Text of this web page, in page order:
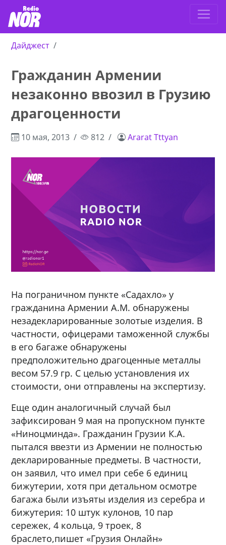
Дайджест
Гражданин Армении
незаконно ввозил в Грузию
драгоценности
10 мая, 2013 812 Ararat Tttyan
На пограничном пункте «Садахло» у
гражданина Армении А.М. обнаружены
незадекларированные золотые изделия. В
частности, офицерами таможенной службы
в его багаже обнаружены
предположительно драгоценные металлы
весом 57.9 гр. С целью установления их
стоимости, они отправлены на экспертизу.
Еще один аналогичный случай был
зафиксирован 9 мая на пропускном пункте
«Ниноцминда». Гражданин Грузии К.А.
пытался ввезти из Армении не полностью
декларированные предметы. В частности,
он заявил, что имел при себе 6 единиц
бижутерии, хотя при детальном осмотре
багажа были изъяты изделия из серебра и
бижутерия: 10 штук кулонов, 10 пар
сережек, 4 кольца, 9 троек, 8
браслето,пишет «Грузия Онлайн»